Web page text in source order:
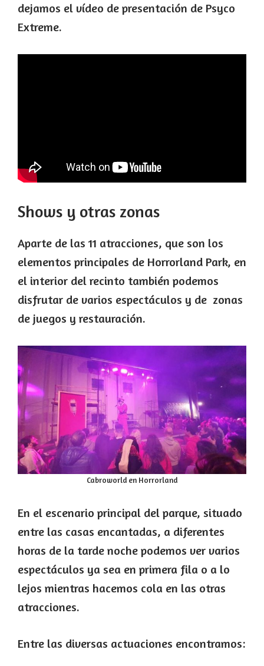
dejamos el vídeo de presentación de Psyco
Extreme.
Shows y otras zonas
Aparte de las 11 atracciones, que son los
elementos principales de Horrorland Park, en
el interior del recinto también podemos
disfrutar de varios espectáculos y de zonas
de juegos y restauración.
Cabroworld en Horrorland
En el escenario principal del parque, situado
entre las casas encantadas, a diferentes
horas de la tarde noche podemos ver varios
espectáculos ya sea en primera fila o a lo
lejos mientras hacemos cola en las otras
atracciones.
Entre las diversas actuaciones encontramos: